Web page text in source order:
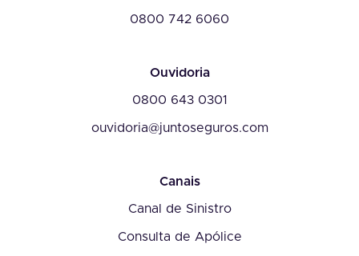
0800 742 6060
Ouvidoria
0800 643 0301
ouvidoria@juntoseguros.com
Canais
Canal de Sinistro
Consulta de Apólice